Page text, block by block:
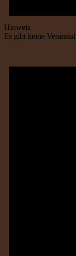
Hinweis
Es gibt keine